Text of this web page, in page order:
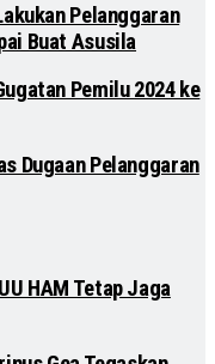
Pelanggaran
Buat Asusila
Pemilu 2024 ke
Dugaan Pelanggaran
HAM Tetap Jaga